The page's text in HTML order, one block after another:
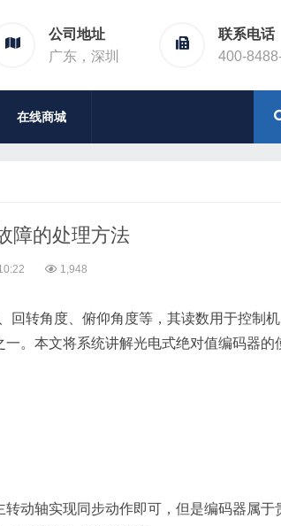
公司地址
广东，深圳
联系电话
400-
在线商城
障的处理方法
1,948
回转角度、俯仰角度等，其读数用于控制机
。本文将系统讲解光电式绝对值编码器的
动轴实现同步动作即可，但是编码器属于